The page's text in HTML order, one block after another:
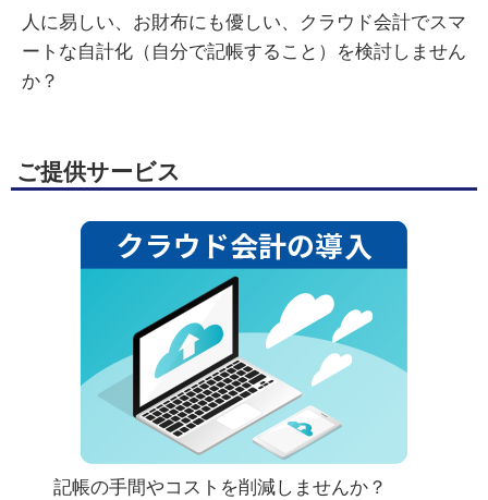
人に易しい、お財布にも優しい、クラウド会計でスマ
ートな自計化（自分で記帳すること）を検討しません
か？
ご提供サービス
記帳の手間やコストを削減しませんか？